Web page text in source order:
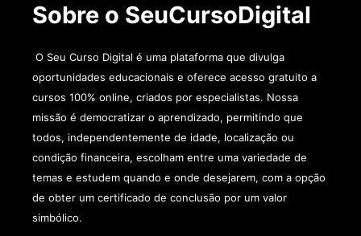
Sobre o SeuCursoDigital
O Seu Curso Digital é uma plataforma que divulga
oportunidades educacionais e oferece acesso gratuito a
cursos 100% online, criados por especialistas. Nossa
missão é democratizar o aprendizado, permitindo que
todos, independentemente de idade, localização ou
condição financeira, escolham entre uma variedade de
temas e estudem quando e onde desejarem, com a opção
de obter um certificado de conclusão por um valor
simbólico.